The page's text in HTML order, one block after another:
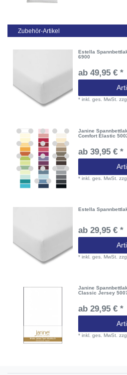
Zubehör-Artikel
Estella
6900
ab 49,95 € *
*inkl. ges. MwSt.
Janine
Comfort Elastic
ab 39,95 € *
*inkl. ges. MwSt.
Estella
ab 29,95 € *
*inkl. ges. MwSt.
Janine
Classic Jersey
ab 29,95 € *
*inkl. ges. MwSt.